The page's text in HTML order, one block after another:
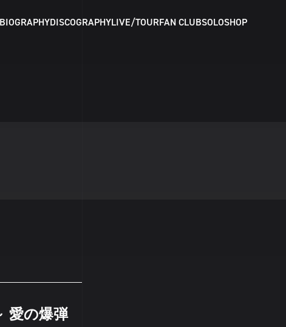
BIOGRAPHYDISCOGRAPHYLIVE/TOURFAN CLUBSOLOSHOP
愛の爆弾